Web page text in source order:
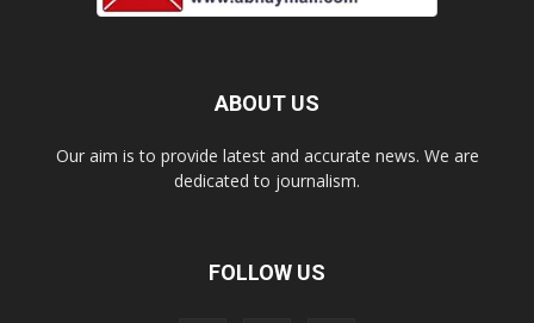
ABOUT US
Our aim is to provide latest and accurate news. We are
dedicated to journalism.
FOLLOW US